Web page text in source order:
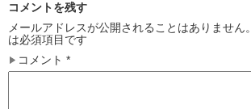
コメントを残す
メールアドレスが公開されることはありません。
は必須項目です
コメント *